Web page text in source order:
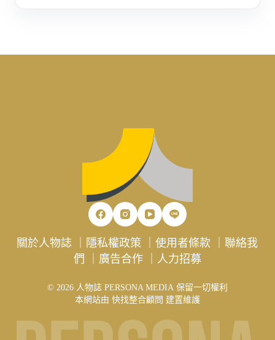
關於人物誌 隱私權政策 ｜使用者條款 ｜聯絡我
們
廣告合作｜ 人力招募
© 2026 人物誌 PERSONA MEDIA 保留一切權利
本網站由 快找整合顧問 建置維護